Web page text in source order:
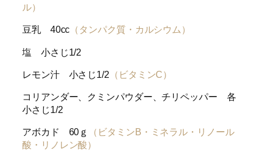
ル）
豆乳 40cc （タンパク質・カルシウム）
塩 小さじ1/2
レモン汁 小さじ1/2 （ビタミンC）
コリアンダー、クミンパウダー、チリペッパー 各
小さじ1/2
アボカド 60ｇ
（ビタミンB・ミネラル・リノール
酸・リノレン酸）